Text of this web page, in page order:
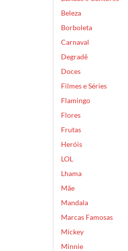
Beleza
Borboleta
Carnaval
Degradê
Doces
Filmes e Séries
Flamingo
Flores
Frutas
Heróis
LOL
Lhama
Mãe
Mandala
Marcas Famosas
Mickey
Minnie